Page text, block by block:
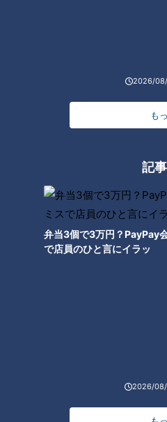
2026/
も
記
弁当3個で3万円？PayPay
で店員のひと言にイラッ
2026/
どもが遊ぶ遊具に仕掛けられた